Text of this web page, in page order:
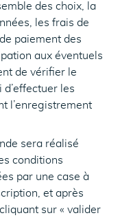
des choix, la
les frais de
paiement des
aux éventuels
de vérifier le
les
l’enregistrement
sera réalisé
conditions
par une case à
et après
sur « valider